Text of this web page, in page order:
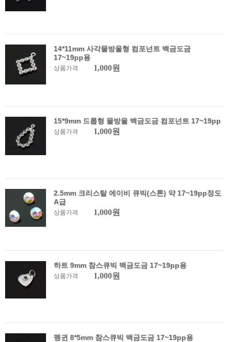
14*11mm 사각물방울형 컴포넌트 백금도금
17~19pp용
상품가격 1,000원
15*9mm 드롭형 물방울 백금도금 컴포넌트 17~19pp
상품가격 1,000원
2.5mm 크리스탈 에이비 큐빅(스톤) 약 17~19pp정도
A급
상품가격 1,000원
하트 9mm 참스큐빅 백금도금 17~19pp용
상품가격 1,000원
펭귄 8*5mm 참스큐빅 백금도금 17~19pp용